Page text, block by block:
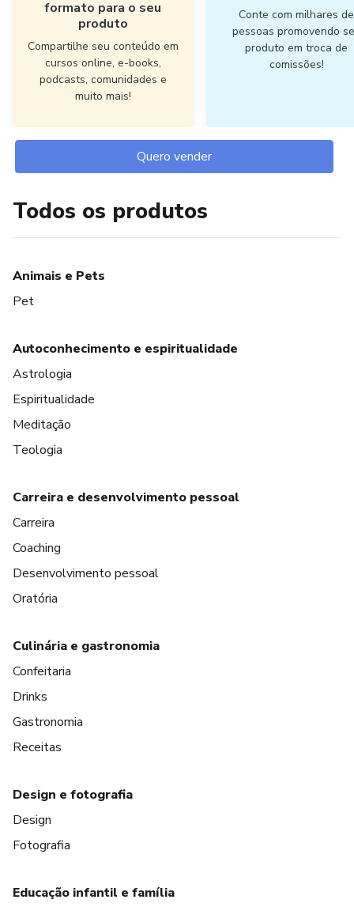
formato para o seu
produto
Compartilhe seu conteúdo em
cursos online, e-books,
podcasts, comunidades e
muito mais!
Conte com milhares de
pessoas promovendo
produto em troca de
comissões!
Quero vender
Todos os produtos
Animais e Pets
Pet
Autoconhecimento e espiritualidade
Astrologia
Espiritualidade
Meditação
Teologia
Carreira e desenvolvimento pessoal
Carreira
Coaching
Desenvolvimento pessoal
Oratória
Culinária e gastronomia
Confeitaria
Drinks
Gastronomia
Receitas
Design e fotografia
Design
Fotografia
Educação infantil e família